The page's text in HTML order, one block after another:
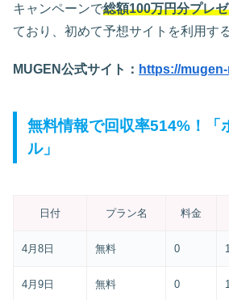
キャンペーンで総額100万円分プレ
ており、初めて予想サイトを利用す
MUGEN公式サイト： https://
無料情報で回収率514%！「
ル」
日付 プラン名 料金
4月8日 無料 0
4月9日 無料 0